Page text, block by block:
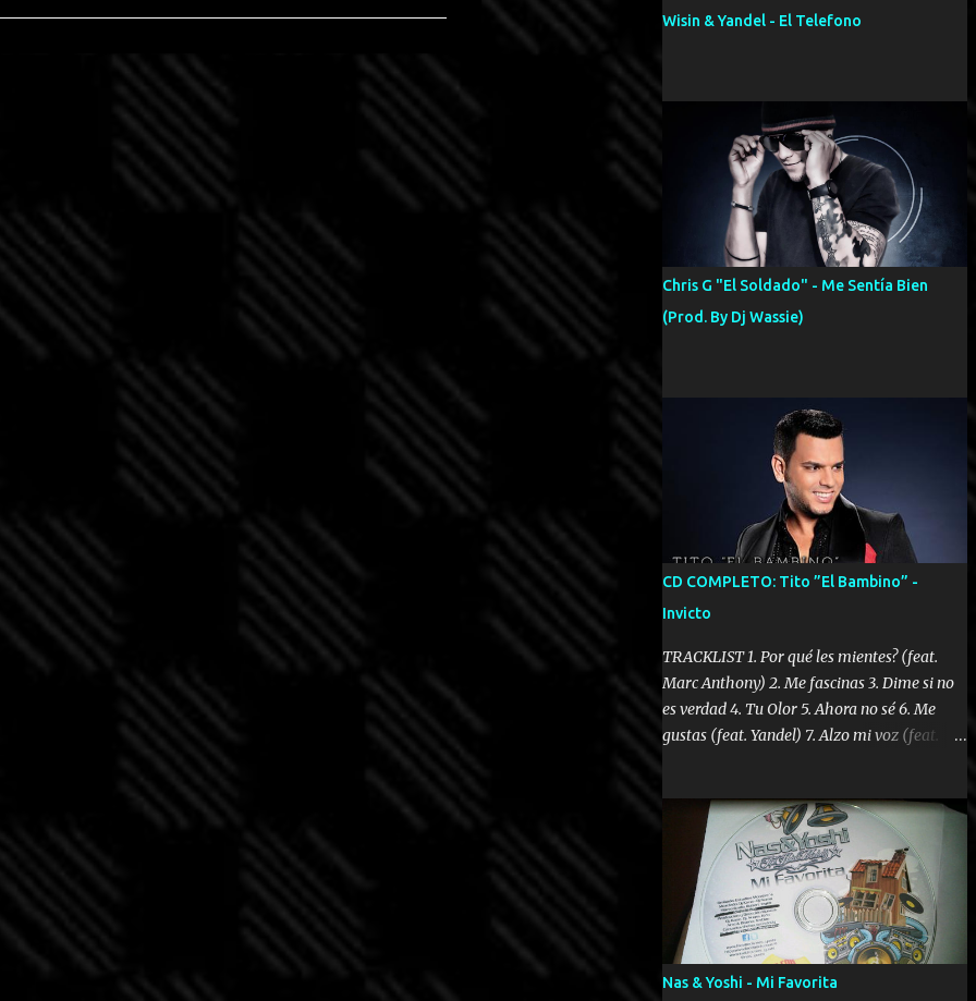
Wisin & Yandel - El Telefono
Chris G "El Soldado" - Me Sentía Bien
(Prod. By Dj Wassie)
CD COMPLETO: Tito ”El Bambino” -
Invicto
TRACKLIST 1. Por qué les mientes? (feat.
Marc Anthony) 2. Me fascinas 3. Dime si no
es verdad 4. Tu Olor 5. Ahora no sé 6. Me
gustas (feat. Yandel) 7. Alzo mi voz (feat.
Dame la ola (feat. Tito Nieves) [Salsa
Version] 12. Dámelo 13. Dame la ola 14. ¿Por
qué les mientes? (feat. Marc Anthony)
[Radio Version] 15. Digital Booklet – Invicto
----------------------------- Nota:
Album proposto al massimo della qualità in
formato iTunes Plus AAC M4A; comprato su
Nas & Yoshi - Mi Favorita